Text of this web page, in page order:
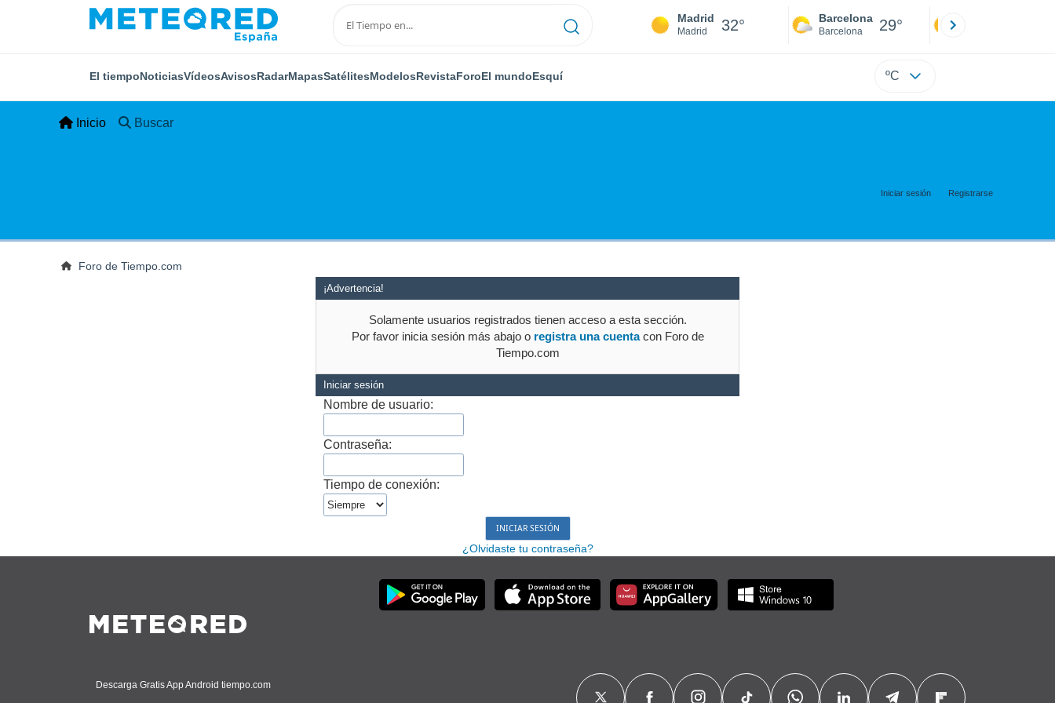
Madrid
Madrid 32° Barcelona
Barcelona 29°
El tiempoNoticiasVídeosAvisosRadarMapasSatélitesModelosRevistaForoEl mundoEsquí ºC
Inicio Buscar
Iniciar sesión Registrarse
Foro de Tiempo.com
¡Advertencia!
Solamente usuarios registrados tienen acceso a esta sección.
Por favor inicia sesión más abajo o registra una cuentacon Foro de
Tiempo.com
Iniciar sesión
Nombre de usuario:
Contraseña:
Tiempo de conexión:
¿Olvidaste tu contraseña?
Descarga Gratis App Android tiempo.com